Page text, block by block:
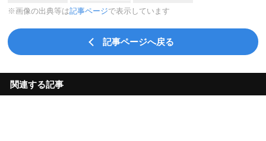
※画像の出典等は記事ページで表示しています
記事ページへ戻る
関連する記事